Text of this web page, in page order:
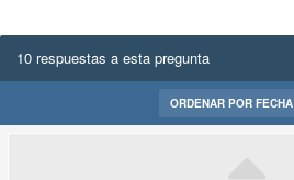
10 respuestas a esta pregunta
ORDENAR POR FECHA